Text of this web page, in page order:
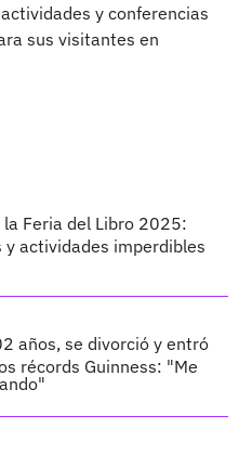
y conferencias
sus visitantes en
la Feria del Libro 2025:
y actividades imperdibles
años, se divorció y entró
récords Guinness: "Me